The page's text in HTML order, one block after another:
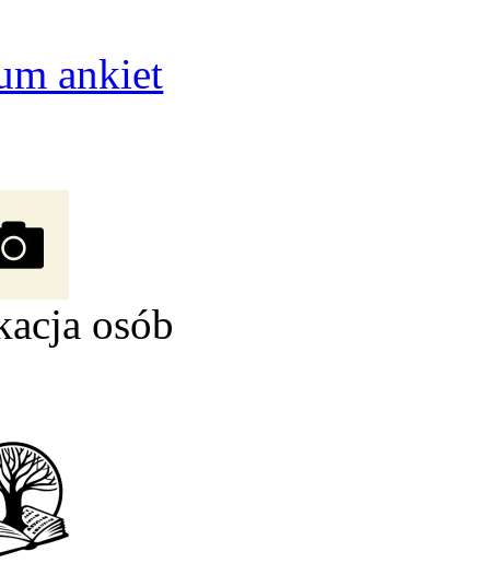
ankiet
osób